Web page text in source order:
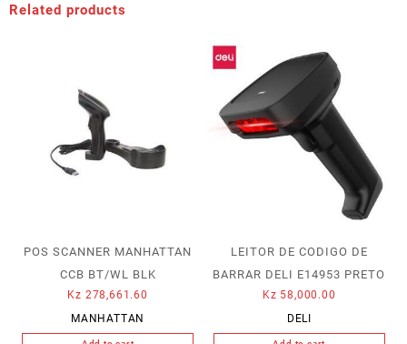
Related products
POS SCANNER MANHATTAN
CCB BT/WL BLK
Kz 278,661.60
MANHATTAN
LEITOR DE CODIGO DE
BARRAR DELI E14953 PRETO
Kz 58,000.00
DELI